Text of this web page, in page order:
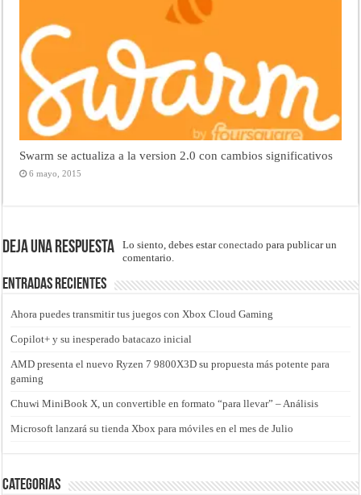
Swarm se actualiza a la version 2.0 con cambios significativos
6 mayo, 2015
Deja una respuesta Lo siento, debes estarconectado para publicar un
comentario.
Entradas recientes
Ahora puedes transmitir tus juegos con Xbox Cloud Gaming
Copilot+ y su inesperado batacazo inicial
AMD presenta el nuevo Ryzen 7 9800X3D su propuesta más potente para
gaming
Chuwi MiniBook X, un convertible en formato “para llevar” – Análisis
Microsoft lanzará su tienda Xbox para móviles en el mes de Julio
Categorias